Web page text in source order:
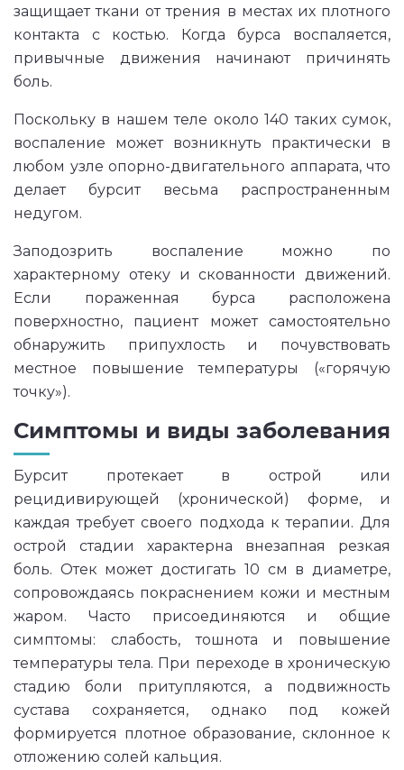
защищает ткани от трения в местах их плотного
контакта с костью. Когда бурса воспаляется,
привычные движения начинают причинять
боль.
Поскольку в нашем теле около 140 таких сумок,
воспаление может возникнуть практически в
любом узле опорно-двигательного аппарата, что
делает бурсит весьма распространенным
недугом.
Заподозрить воспаление можно по
характерному отеку и скованности движений.
Если пораженная бурса расположена
поверхностно, пациент может самостоятельно
обнаружить припухлость и почувствовать
местное повышение температуры («горячую
точку»).
Симптомы и виды заболевания
Бурсит протекает в острой или
рецидивирующей (хронической) форме, и
каждая требует своего подхода к терапии. Для
острой стадии характерна внезапная резкая
боль. Отек может достигать 10 см в диаметре,
сопровождаясь покраснением кожи и местным
жаром. Часто присоединяются и общие
симптомы: слабость, тошнота и повышение
температуры тела. При переходе в хроническую
стадию боли притупляются, а подвижность
сустава сохраняется, однако под кожей
формируется плотное образование, склонное к
отложению солей кальция.